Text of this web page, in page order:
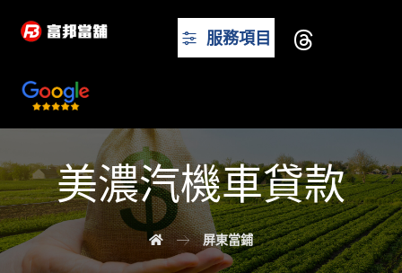
服務項目
美濃汽機車貸款
屏東當鋪